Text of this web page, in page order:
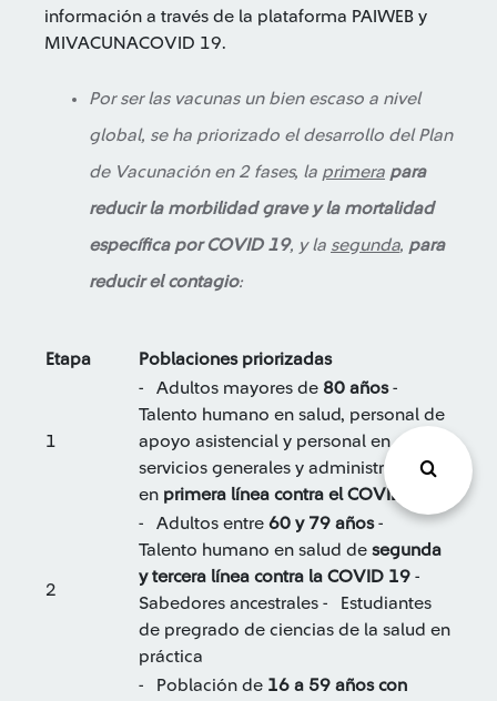
información a través de la plataforma PAIWEB y
MIVACUNACOVID 19.
Por ser las vacunas un bien escaso a nivel
global, se ha priorizado el desarrollo del Plan
de Vacunación en 2 fases, la primera para
reducir la morbilidad grave y la mortalidad
específica por COVID 19, y la segunda, para
reducir el contagio:
Etapa Poblaciones priorizadas
1
- Adultos mayores de 80 años-
Talento humano en salud, personal de
apoyo asistencial y personal en
servicios generales y administrativos
en primera línea contra el COVID 19
2
- Adultos entre 60 y 79 años-
Talento humano en salud de segunda
y tercera línea contra la COVID 19 -
Sabedores ancestrales - Estudiantes
de pregrado de ciencias de la salud en
práctica
- Población de 16 a 59 años con